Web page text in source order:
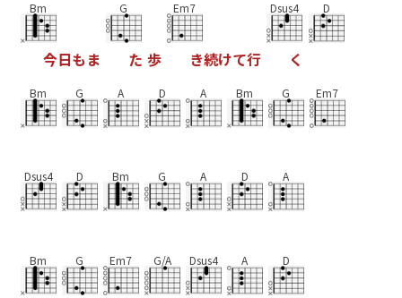
Bm
今日もま
G
た 歩
Em7
き続けて行
Dsus4
く
D
Bm G A D A Bm G Em7
Dsus4 D Bm G A D A
Bm G Em7 G/A Dsus4 A D